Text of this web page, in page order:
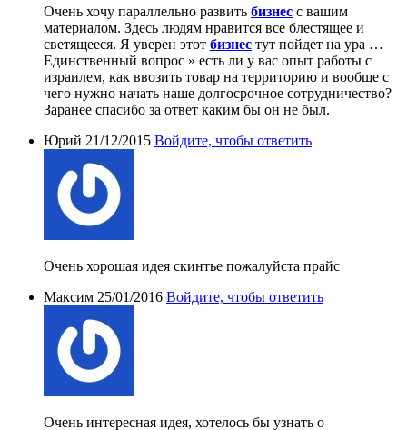
Очень хочу параллельно развить бизнес с вашим
материалом. Здесь людям нравится все блестящее и
светящееся. Я уверен этот бизнес тут пойдет на ура …
Единственный вопрос » есть ли у вас опыт работы с
израилем, как ввозить товар на территорию и вообще с
чего нужно начать наше долгосрочное сотрудничество?
Заранее спасибо за ответ каким бы он не был.
Юрий 21/12/2015 Войдите, чтобы ответить
Очень хорошая идея скинтье пожалуйста прайс
Максим 25/01/2016 Войдите, чтобы ответить
Очень интересная идея, хотелось бы узнать о